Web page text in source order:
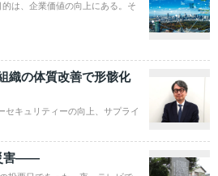
は、企業価値の向上にある。そ
織の体質改善で形骸化
セキュリティーの向上、サプライ
害――